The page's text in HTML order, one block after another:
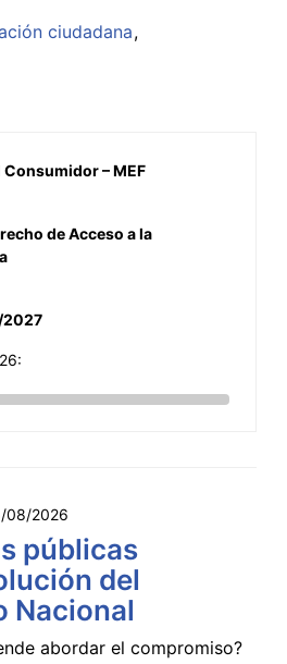
ciudadana
– MEF
de Acceso a la
2027
08/2026
públicas
del
Nacional
abordar el compromiso?